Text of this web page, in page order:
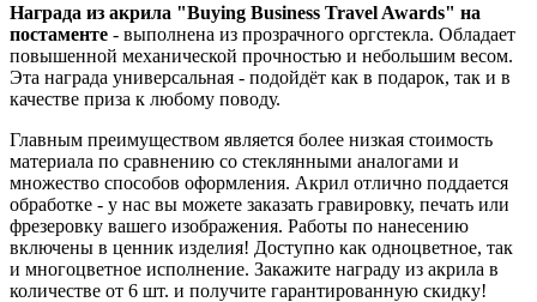
Награда из акрила "Buying Business Travel Awards" на
постаменте - выполнена из прозрачного оргстекла. Обладает
повышенной механической прочностью и небольшим весом.
Эта награда универсальная - подойдёт как в подарок, так и в
качестве приза к любому поводу.
Главным преимуществом является более низкая стоимость
материала по сравнению со стеклянными аналогами и
множество способов оформления. Акрил отлично поддается
обработке - у нас вы можете заказать гравировку, печать или
фрезеровку вашего изображения. Работы по нанесению
включены в ценник изделия! Доступно как одноцветное, так
и многоцветное исполнение. Закажите награду из акрила в
количестве от 6 шт. и получите гарантированную скидку!